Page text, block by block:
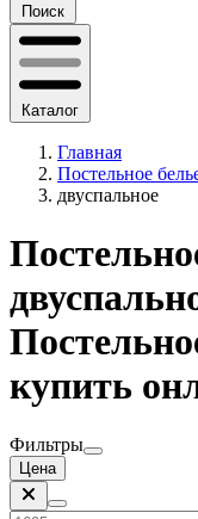
Поиск
Каталог
Главная
Постельное
двуспальное
купить
Фильтры
Цена